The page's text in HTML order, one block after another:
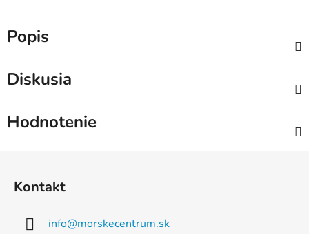
Popis
Diskusia
Hodnotenie
Kontakt
info@morskecentrum.sk